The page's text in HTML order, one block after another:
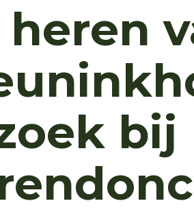
heren
bij